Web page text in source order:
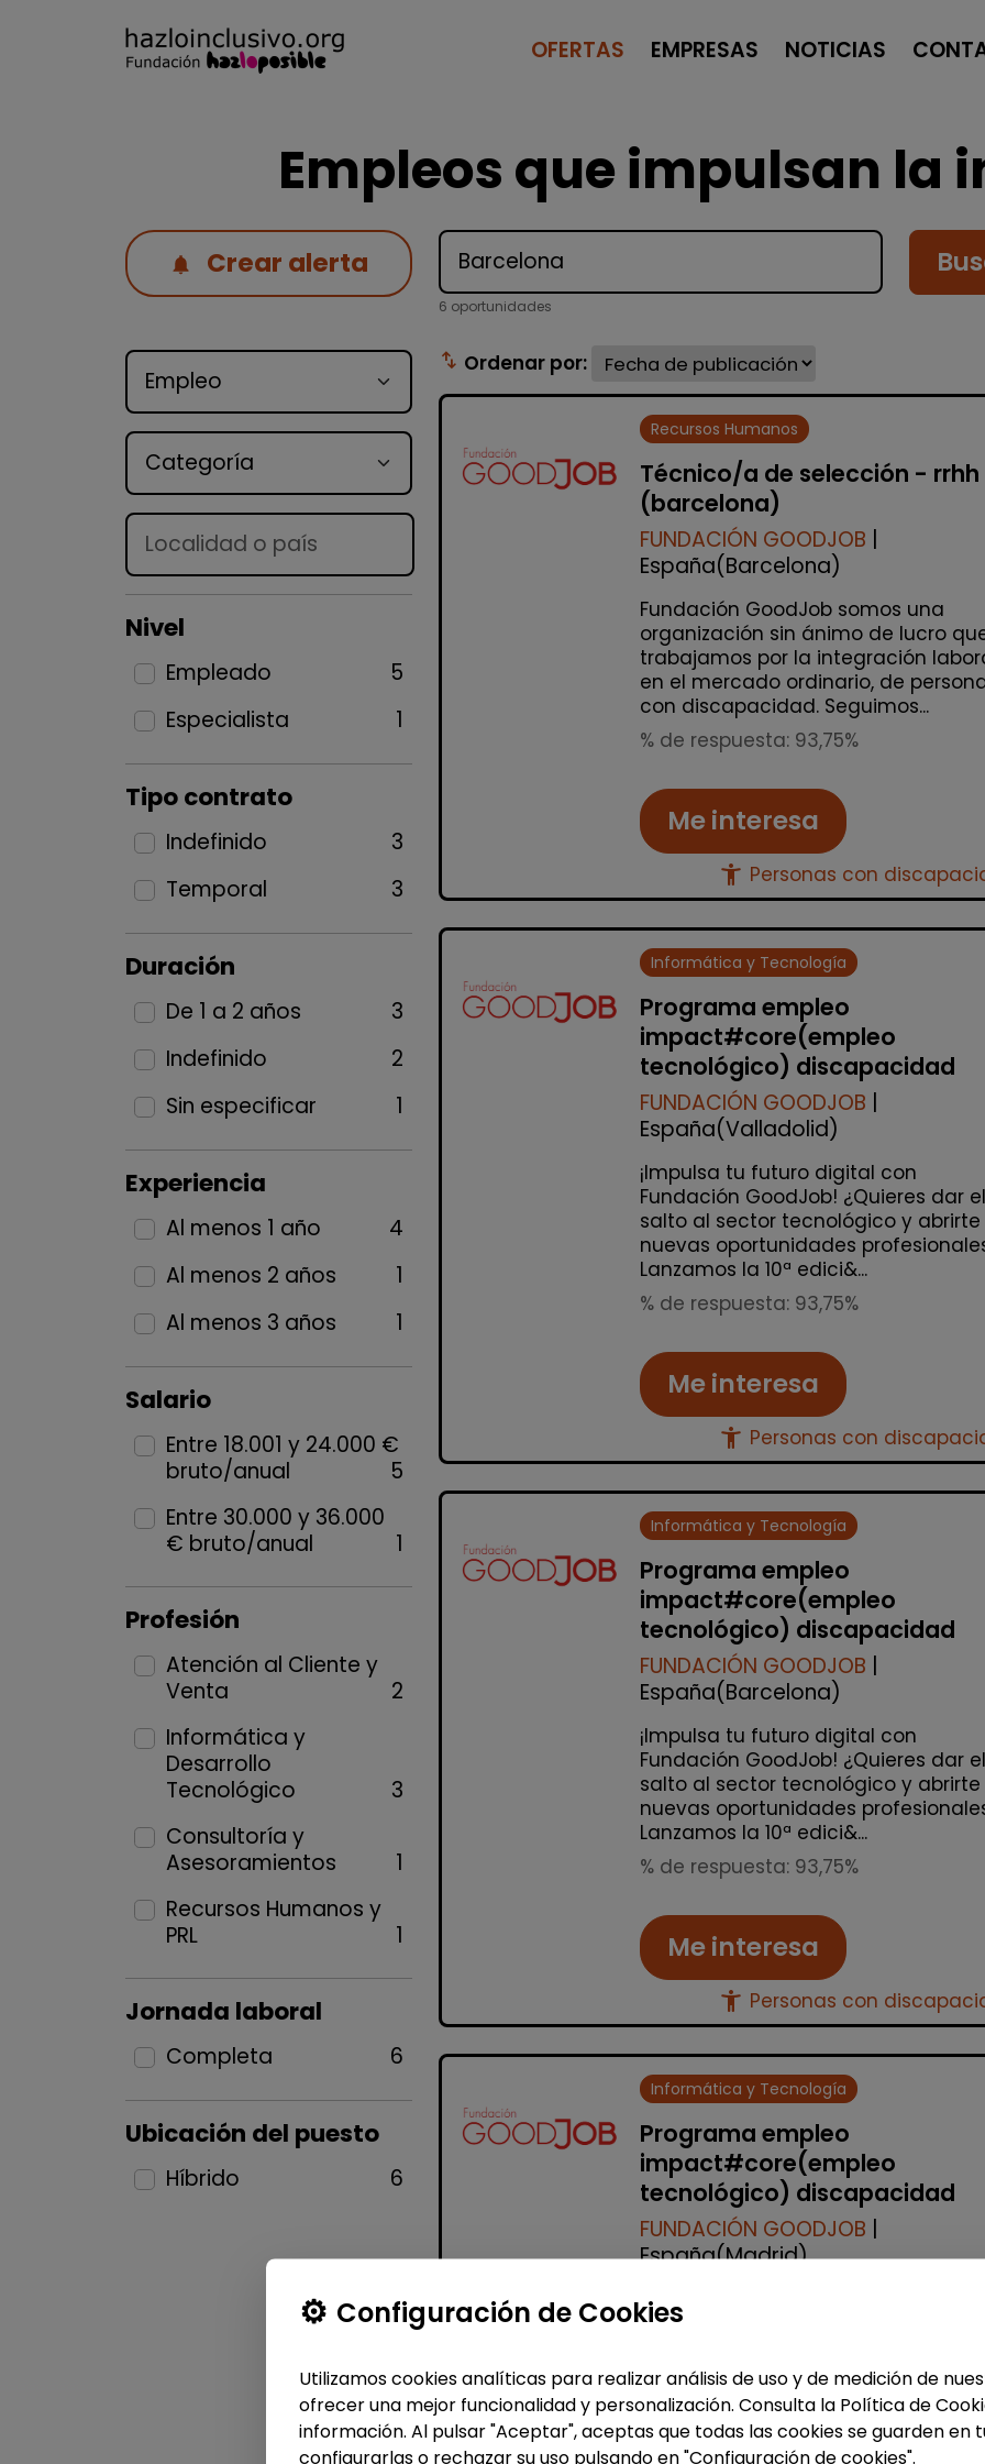
OFERTAS EMPRESAS NOTICIAS
Empleos que impulsan la
Crear alerta
Tipo de oferta
Categoría
Lugar
Nivel
Empleado
5
Especialista
1
Tipo contrato
Indefinido
3
Temporal
3
Duración
De 1 a 2 años
3
Indefinido
2
Sin especificar
1
Experiencia
Al menos 1 año
4
Al menos 2 años
1
Al menos 3 años
1
Salario
Entre 18.001 y 24.000 €
bruto/anual
5
Entre 30.000 y 36.000
€ bruto/anual
1
Profesión
Atención al Cliente y
Venta
2
Informática y
Desarrollo
Tecnológico
3
Consultoría y
Asesoramientos
1
Recursos Humanos y
PRL
1
Jornada laboral
Completa 6
Ubicación del puesto
Híbrido 6
6 oportunidades
swap_vert Ordenar por:
Recursos Humanos
Técnico/a de selección - rrhh
(barcelona)
FUNDACIÓN GOODJOB |
España(Barcelona)
Fundación GoodJob somos una
organización sin ánimo de lucro
trabajamos por la integración
en el mercado ordinario, de
con discapacidad. Seguimos...
% de respuesta: 93,75%
Me interesa
accessibility_new Personas con
Informática y Tecnología
Programa empleo
impact#core(empleo
tecnológico) discapacidad
FUNDACIÓN GOODJOB |
España(Valladolid)
¡Impulsa tu futuro digital con
Fundación GoodJob! ¿Quieres dar el
salto al sector tecnológico y abrirte
nuevas oportunidades
Lanzamos la 10ª edici&...
% de respuesta: 93,75%
Me interesa
accessibility_new Personas con
Informática y Tecnología
Programa empleo
impact#core(empleo
tecnológico) discapacidad
FUNDACIÓN GOODJOB
España(Barcelona)
¡Impulsa tu futuro digital con
Fundación GoodJob! ¿Quieres dar el
salto al sector tecnológico y abrirte
nuevas oportunidades
Lanzamos la 10ª edici&...
% de respuesta: 93,75%
Me interesa
accessibility_new Personas con
Informática y Tecnología
Programa empleo
impact#core(empleo
tecnológico) discapacidad
FUNDACIÓN GOODJOB
España(Madrid)
¡Impulsa tu futuro digital con
Fundación GoodJob! ¿Quieres dar el
nuevas oportunidades
Lanzamos la 10ª edici&...
% de respuesta: 93,75%
Configuración de Cookies
Utilizamos cookies analíticas para realizar análisis de uso y de medición de
ofrecer una mejor funcionalidad y personalización. Consulta la Política de
información. Al pulsar "Aceptar", aceptas que todas las cookies se guarden en
configurarlas o rechazar su uso pulsando en "Configuración de cookies".